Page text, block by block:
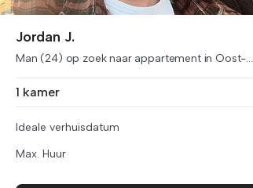
Jordan J.
Man (24) op zoek naar appartement in Oost-...
1 kamer
Ideale verhuisdatum
Max. Huur